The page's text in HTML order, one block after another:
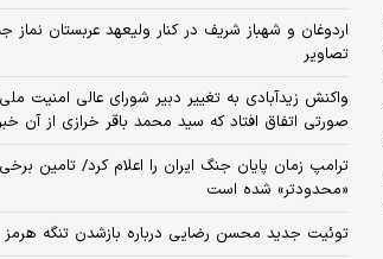
اردوغان و شهباز شریف در کنار ولیعهد عربستان نماز
تصاویر
واکنش زیدآبادی به تغییر دبیر شورای عالی امنیت
صورتی اتفاق افتاد که سید محمد باقر خرازی از آن
ترامپ زمان پایان جنگ ایران را اعلام کرد/ تامین
«محدودتر» شده است
توئیت جدید محسن رضایی درباره بازشدن تنگه هرمز